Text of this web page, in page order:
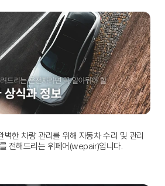
벽한 차량 관리를 위해 자동차 수리 및 관리
전해드리는 위페어(wepair)입니다.